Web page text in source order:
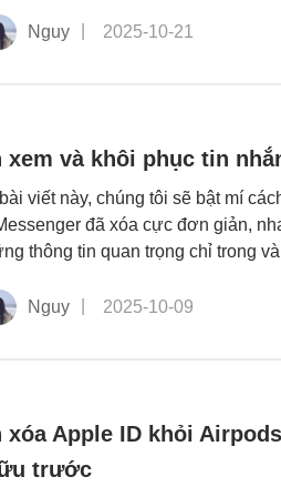
Nguy 2025-10-21
xem và khôi phục tin
viết này, chúng tôi sẽ bật mí
đã xóa cực đơn giản,
thông tin quan trọng chỉ trong
Nguy 2025-10-09
xóa Apple ID khỏi
trước